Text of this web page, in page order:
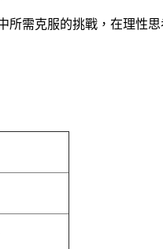
需克服的挑戰，在理性